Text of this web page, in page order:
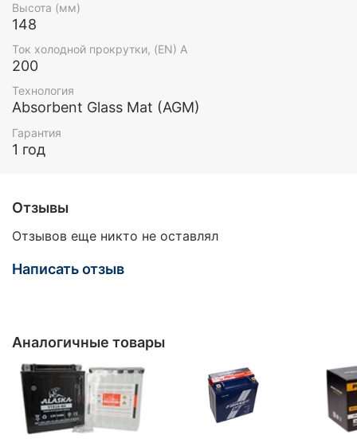
Высота (мм)
148
Ток холодной прокрутки, (EN) А
200
Технология
Absorbent Glass Mat (AGM)
Гарантия
1 год
Отзывы
Отзывов еще никто не оставлял
Написать отзыв
Аналогичные товары